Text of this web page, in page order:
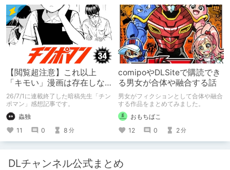
【閲覧超注意】これ以上
「キモい」漫画は存在しな
い？チンポマンとかいう
「魂の殺人」の完成形
26/7/1に連載終了した暗稿先生「チン
ポマン」感想記事です。
蟲独
11
0 8 分
comipoやDLSiteで購読でき
る男女が合体や融合する話
男女がフィクションとして合体や融合
する作品をまとめてみました。
おもちばこ
12
0 2分
DLチャンネル公式まとめ